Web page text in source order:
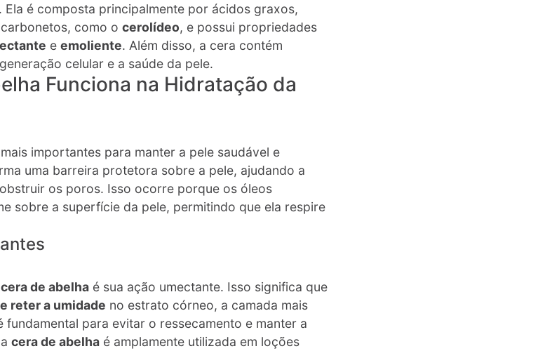
é composta principalmente por ácidos graxos,
como o cerolídeo, e possui propriedades
e emoliente. Além disso, a cera contém
celular e a saúde da pele​.
Funciona na Hidratação da
importantes para manter a pele saudável e
uma barreira protetora sobre a pele, ajudando a
os poros. Isso ocorre porque os óleos
sobre a superfície da pele, permitindo que ela respire
cera de abelha é sua ação umectante. Isso significa que
reter a umidade no estrato córneo, a camada mais
fundamental para evitar o ressecamento e manter a
cera de abelha é amplamente utilizada em loções